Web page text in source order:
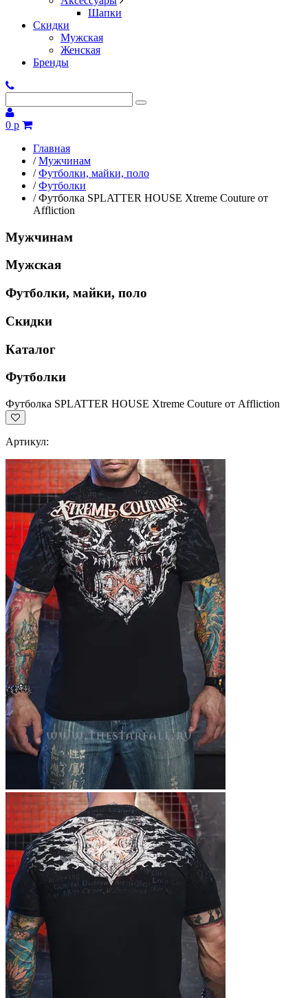
Шапки
Скидки
Мужская
Женская
Бренды
0 р
Главная
/ Мужчинам
/ Футболки, майки, поло
/ Футболки
/ Футболка SPLATTER HOUSE Xtreme Couture от
Affliction
Мужчинам
Мужская
Футболки, майки, поло
Скидки
Каталог
Футболки
Футболка SPLATTER HOUSE Xtreme Couture от Affliction
Артикул: